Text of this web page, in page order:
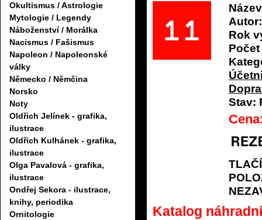
Okultismus / Astrologie
Mytologie / Legendy
Náboženství / Morálka
Nacismus / Fašismus
Napoleon / Napoleonské
války
Německo / Němčina
Norsko
Noty
Oldřich Jelínek - grafika,
ilustrace
Oldřich Kulhánek - grafika,
ilustrace
Olga Pavalová - grafika,
ilustrace
Ondřej Sekora - ilustrace,
knihy, periodika
Ornitologie
Autor:
Rok
Stav:
Katalog